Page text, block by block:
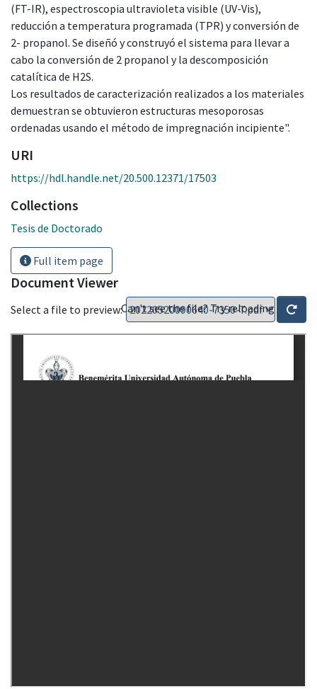
(FT-IR), espectroscopia ultravioleta visible (UV-Vis),
reducción a temperatura programada (TPR) y conversión de
2- propanol. Se diseñó y construyó el sistema para llevar a
cabo la conversión de 2 propanol y la descomposición
catalítica de H2S.
Los resultados de caracterización realizados a los materiales
demuestran se obtuvieron estructuras mesoporosas
ordenadas usando el método de impregnación incipiente".
URI
https://hdl.handle.net/20.500.12371/17503
Collections
Tesis de Doctorado
Full item page
Document Viewer
Select a file to preview:Can't see the file? Try reloading